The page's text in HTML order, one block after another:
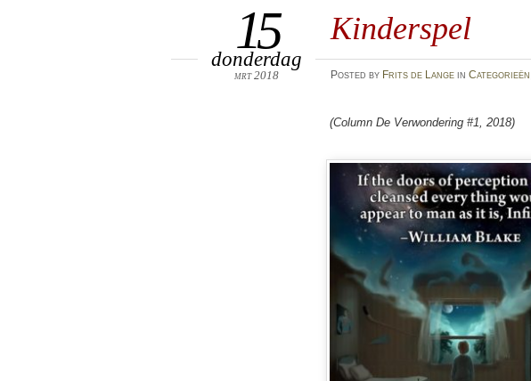
Kinderspel
15
donderdag
mrt 2018 Posted by Frits de Langein Categorieën
(Column De Verwondering #1, 2018)